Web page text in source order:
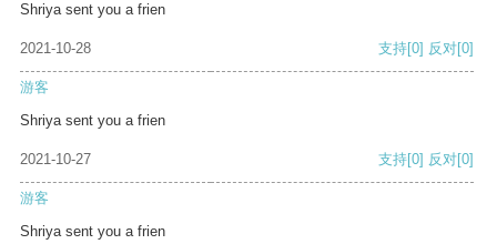
Shriya sent you a frien
2021-10-28 支持[0] 反对[0]
游客
Shriya sent you a frien
2021-10-27 支持[0] 反对[0]
游客
Shriya sent you a frien